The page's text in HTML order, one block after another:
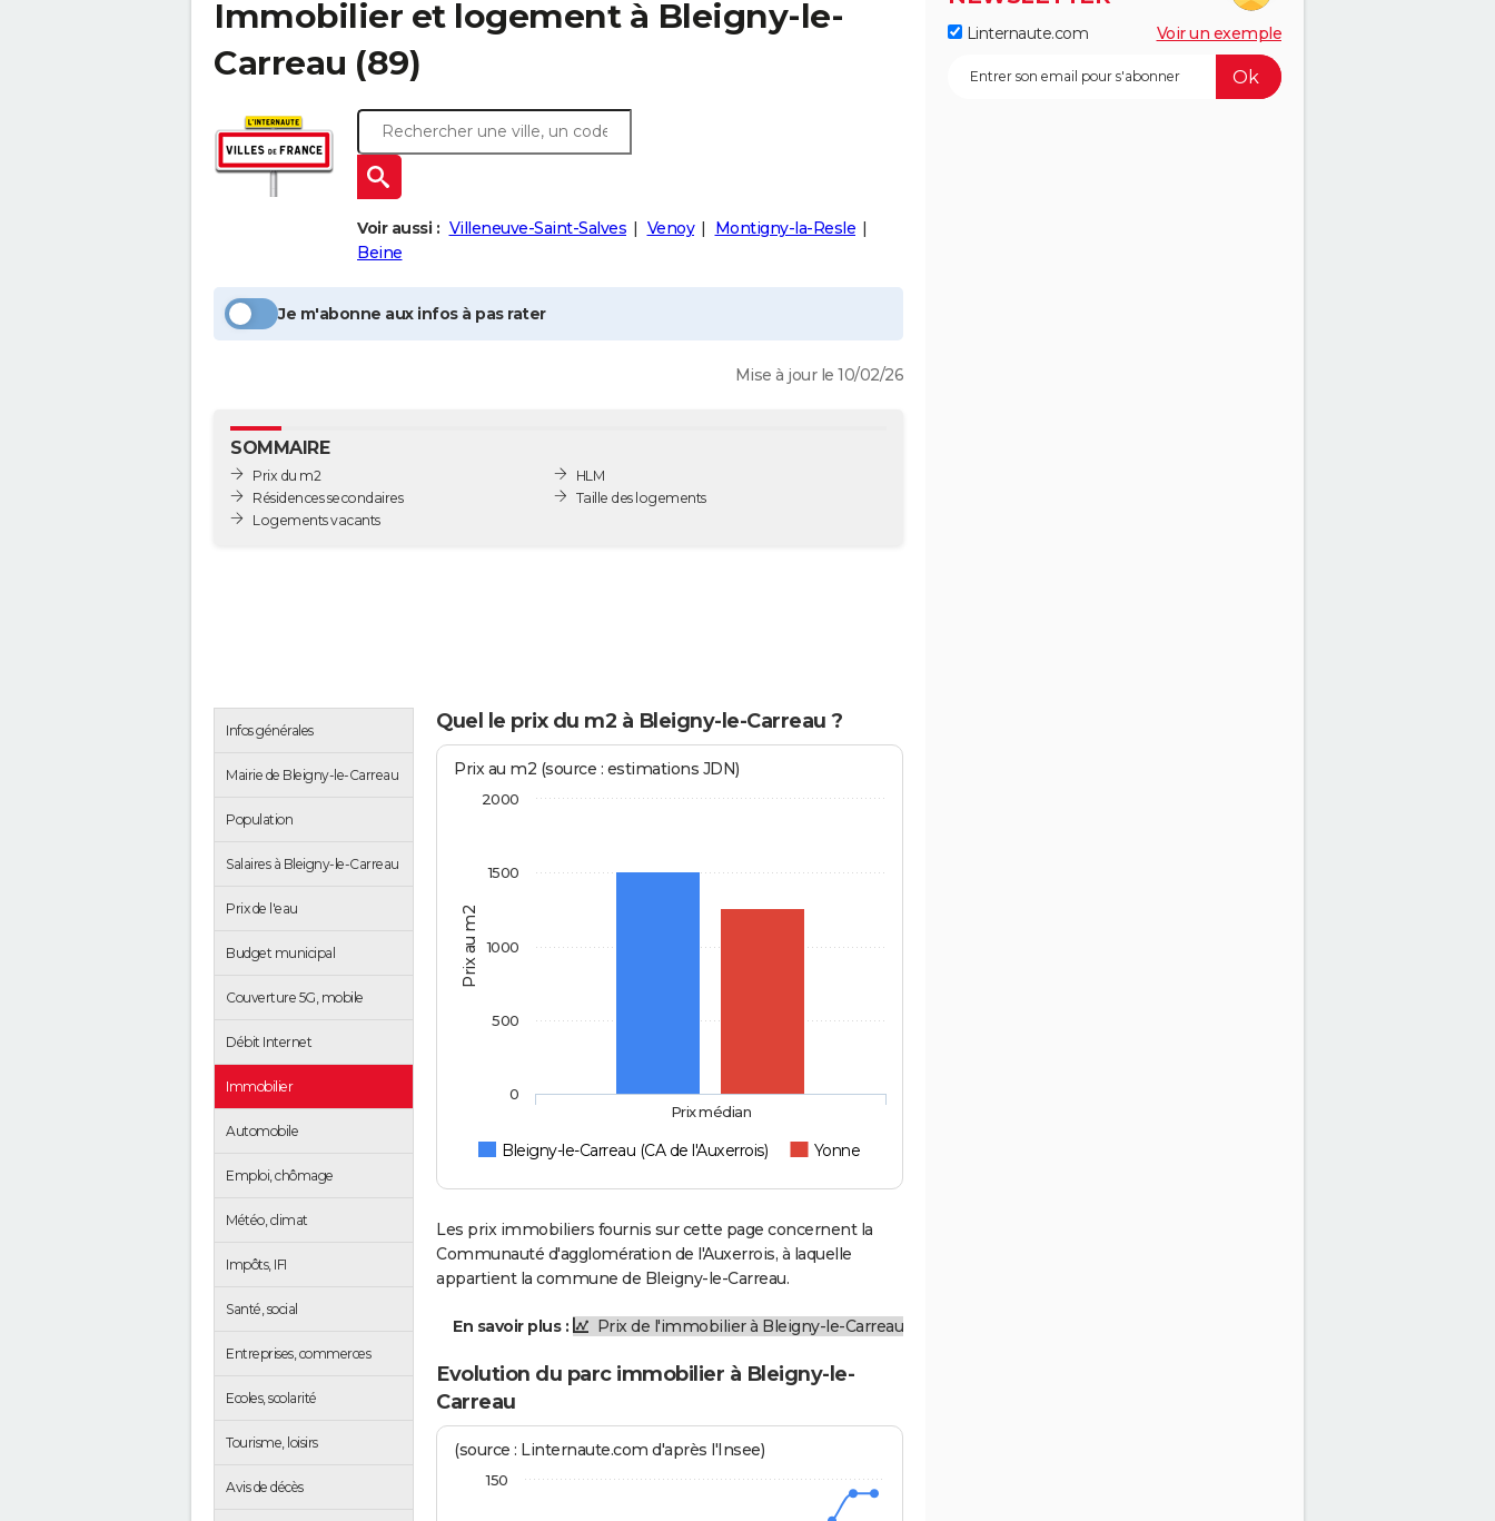
Immobilier et logement à Bleigny-le-
Carreau (89)
Voir aussi : Villeneuve-Saint-Salves Venoy
Montigny-la-Resle
Beine
Je m'abonne aux infos à pas rater
Mise à jour le 10/02/26
SOMMAIRE
Prix du m2
Résidences secondaires
Logements vacants
HLM
Taille des logements
Infos générales
Mairie de Bleigny-le-Carreau
Population
Salaires à Bleigny-le-Carreau
Prix de l'eau
Budget municipal
Couverture 5G, mobile
Débit Internet
Immobilier
Automobile
Emploi, chômage
Météo, climat
Impôts, IFI
Santé, social
Entreprises, commerces
Ecoles, scolarité
Tourisme, loisirs
Avis de décès
Quel le prix du m2 à Bleigny-le-Carreau ?
Prix au m2
Prix au m2 (source : estimations JDN)
Bleigny-le-Carreau (CA de l'Auxerrois) Yonne
Prix médian
0
500
1000
1500
2000
Les prix immobiliers fournis sur cette page concernent la
Communauté d'agglomération de l'Auxerrois, à laquelle
appartient la commune de Bleigny-le-Carreau.
En savoir plus : Prix de l'immobilier à Bleigny-le-Carreau
Evolution du parc immobilier à Bleigny-le-
Carreau
(source : Linternaute.com d'après l'Insee)
150
Linternaute.com Voir un exemple